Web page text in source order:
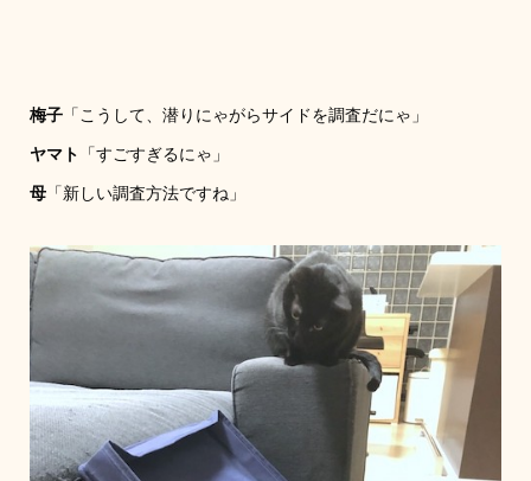
梅子「こうして、潜りにゃがらサイドを調査だにゃ」
ヤマト 「すごすぎるにゃ」
母「新しい調査方法ですね」